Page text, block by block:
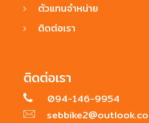
ตัวแทนจำหน่าย
ติดต่อเรา
ติดต่อเรา
094-146-9954